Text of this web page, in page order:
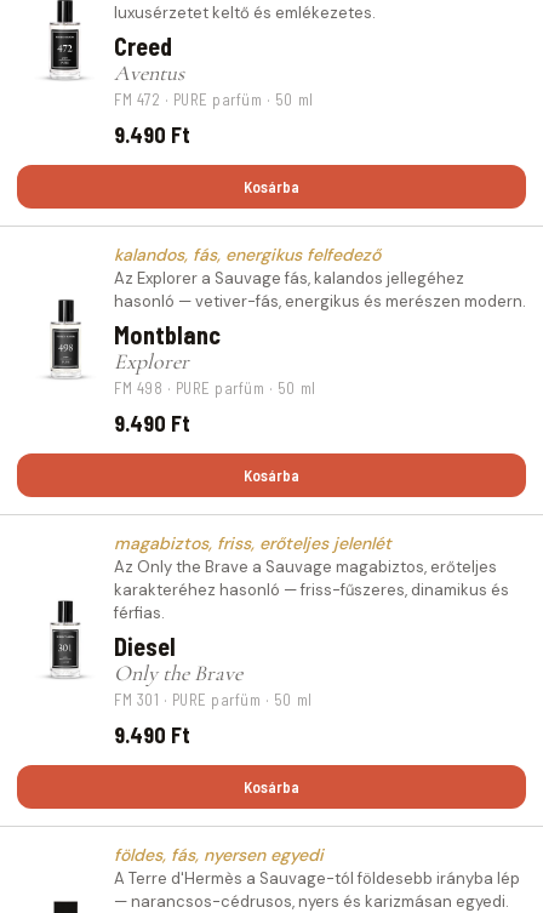
luxusérzetet keltő és emlékezetes.
Creed
Aventus
FM 472 · PURE parfüm · 50 ml
9.490 Ft
Kosárba
kalandos, fás, energikus felfedező
Az Explorer a Sauvage fás, kalandos jellegéhez
hasonló — vetiver-fás, energikus és merészen modern.
Montblanc
Explorer
FM 498 · PURE parfüm · 50 ml
9.490 Ft
Kosárba
magabiztos, friss, erőteljes jelenlét
Az Only the Brave a Sauvage magabiztos, erőteljes
karakteréhez hasonló — friss-fűszeres, dinamikus és
férfias.
Diesel
Only the Brave
FM 301 · PURE parfüm · 50 ml
9.490 Ft
Kosárba
földes, fás, nyersen egyedi
A Terre d'Hermès a Sauvage-tól földesebb irányba lép
— narancsos-cédrusos, nyers és karizmásan egyedi.